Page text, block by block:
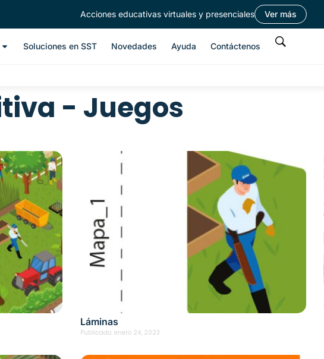
Acciones educativas virtuales y presenciales Ver más
Soluciones en SST Novedades Ayuda Contáctenos
- Juegos
Láminas
Publicado: enero 24, 2023